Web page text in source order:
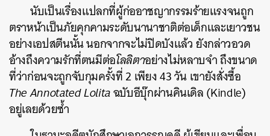
นับเป็นเรื่องแปลกที่ผู้ก่ออาชญากรรมร้ายแรงจนถูก
ตราหน้าเป็นภัยคุกคามระดับนานาชาติต่อเด็กและเยาวชน
อย่างเอปสตีนนั้น นอกจากจะไม่ปิดบังแล้ว ยังกล่าวอวด
อ้างถึงความรักที่ตนมีต่อโลลิตาอย่างไม่หลาบจำ ถึงขนาด
ที่ว่าก่อนจะถูกจับกุมครั้งที่ 2 เพียง 43 วัน เขายังสั่งซื้อ
The Annotated Lolitaฉบับอีบุ๊กผ่านคินเดิล (Kindle)
อยู่เลยด้วยซ้ำ